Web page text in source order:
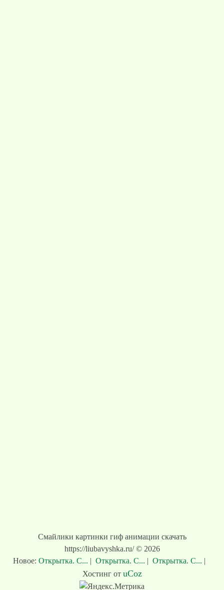
Смайлики картинки гиф анимации скачать
https://liubavyshka.ru/ © 2026
Новое: Открытка. С... | Открытка. С... | Открытка. С... |
Хостинг от uCoz